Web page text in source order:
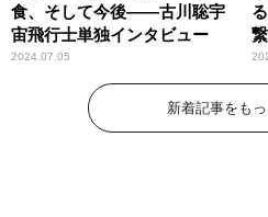
食、そして今後――古川聡宇
宙飛行士単独インタビュー
2024.07.05
新着記事をも